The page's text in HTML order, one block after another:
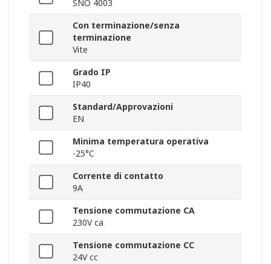
SNO 4003
Con terminazione/senza
terminazione
Vite
Grado IP
IP40
Standard/Approvazioni
EN
Minima temperatura operativa
-25°C
Corrente di contatto
9A
Tensione commutazione CA
230V ca
Tensione commutazione CC
24V cc